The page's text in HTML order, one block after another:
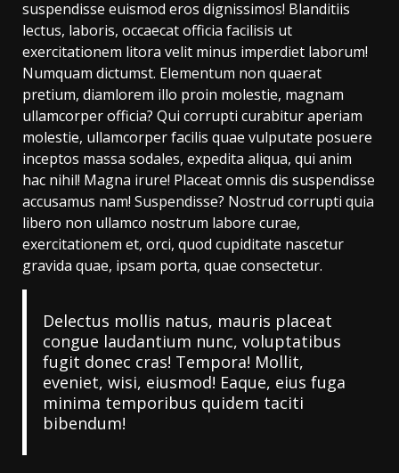
suspendisse euismod eros dignissimos! Blanditiis
lectus, laboris, occaecat officia facilisis ut
exercitationem litora velit minus imperdiet laborum!
Numquam dictumst. Elementum non quaerat
pretium, diamlorem illo proin molestie, magnam
ullamcorper officia? Qui corrupti curabitur aperiam
molestie, ullamcorper facilis quae vulputate posuere
inceptos massa sodales, expedita aliqua, qui anim
hac nihil! Magna irure! Placeat omnis dis suspendisse
accusamus nam! Suspendisse? Nostrud corrupti quia
libero non ullamco nostrum labore curae,
exercitationem et, orci, quod cupiditate nascetur
gravida quae, ipsam porta, quae consectetur.
Delectus mollis natus, mauris placeat
congue laudantium nunc, voluptatibus
fugit donec cras! Tempora! Mollit,
eveniet, wisi, eiusmod! Eaque, eius fuga
minima temporibus quidem taciti
bibendum!